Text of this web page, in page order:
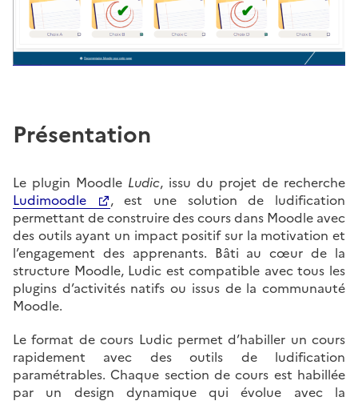
Présentation
Le plugin Moodle Ludic, issu du projet de recherche
Ludimoodle
, est une solution de ludification
permettant de construire des cours dans Moodle avec
des outils ayant un impact positif sur la motivation et
l’engagement des apprenants. Bâti au cœur de la
structure Moodle, Ludic est compatible avec tous les
plugins d’activités natifs ou issus de la communauté
Moodle.
Le format de cours Ludic permet d’habiller un cours
rapidement avec des outils de ludification
paramétrables. Chaque section de cours est habillée
par un design dynamique qui évolue avec la